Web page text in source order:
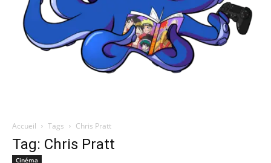
Accueil Tags Chris Pratt
Tag: Chris Pratt
Cinéma